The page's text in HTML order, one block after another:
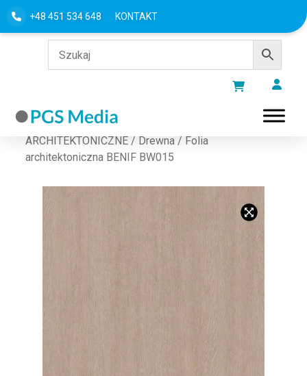
+48 451 534 648 KONTAKT
Strona główna/FOLIE
ARCHITEKTONICZNE / Drewna / Folia
architektoniczna BENIF BW015